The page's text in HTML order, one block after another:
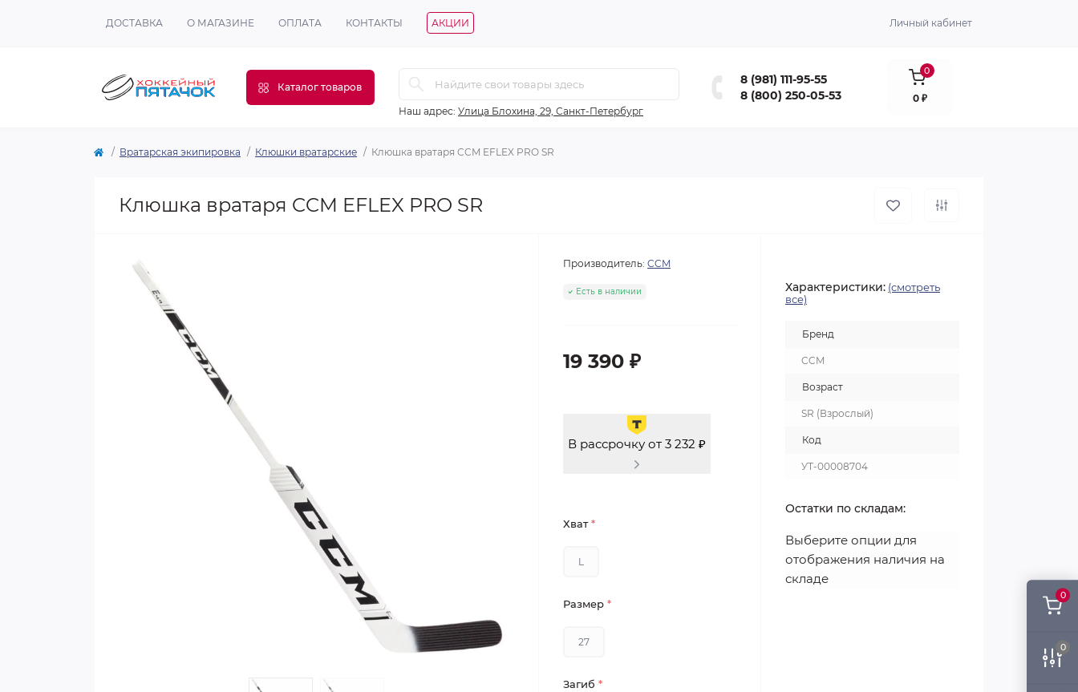
0
0
ДОСТАВКА О МАГАЗИНЕ ОПЛАТА КОНТАКТЫ АКЦИИ Личный кабинет
Каталог товаров
Наш адрес: Улица Блохина, 29, Санкт-Петербург
8 (981) 111-95-55
8 (800) 250-05-53
0
0 ₽
Вратарская экипировка Клюшки вратарские Клюшка вратаря CCM EFLEX PRO SR
Клюшка вратаря CCM EFLEX PRO SR
Производитель: CCM
Есть в наличии
19 390 ₽
В рассрочку от 3 232 ₽
Хват*
L
Размер *
27
Загиб *
Характеристики: (смотреть
все)
Бренд
CCM
Возраст
SR (Взрослый)
Код
УТ-00008704
Остатки по складам:
Выберите опции для
отображения наличия на
складе